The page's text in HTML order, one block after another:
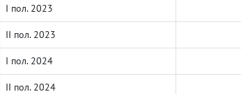
I пол. 2023
II пол. 2023
I пол. 2024
II пол. 2024